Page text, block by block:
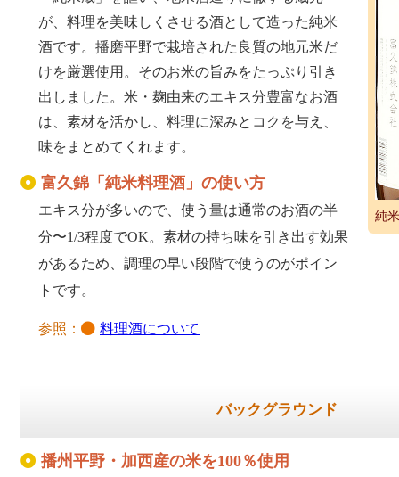
が、料理を美味しくさせる酒として造った純米
酒です。播磨平野で栽培された良質の地元米だ
けを厳選使用。そのお米の旨みをたっぷり引き
出しました。米・麹由来のエキス分豊富なお酒
は、素材を活かし、料理に深みとコクを与え、
味をまとめてくれます。
富久錦「純米料理酒」の使い方
エキス分が多いので、使う量は通常のお酒の半
分〜1/3程度でOK。素材の持ち味を引き出す効果
があるため、調理の早い段階で使うのがポイン
トです。
参照： 料理酒について
純
バックグラウンド
播州平野・加西産の米を100％使用